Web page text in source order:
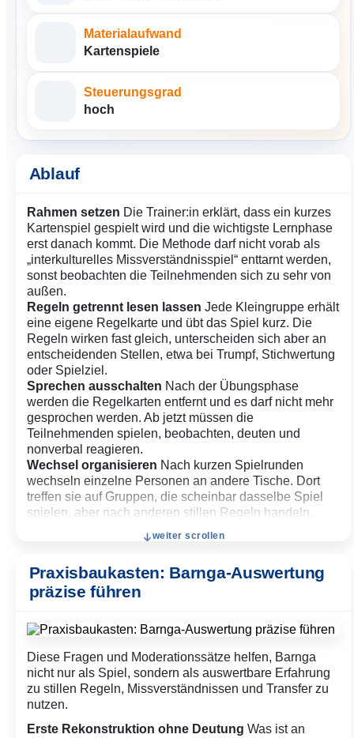
Materialaufwand
Kartenspiele
Steuerungsgrad
hoch
Ablauf
Rahmen setzen Die Trainer:in erklärt, dass ein kurzes
Kartenspiel gespielt wird und die wichtigste Lernphase
erst danach kommt. Die Methode darf nicht vorab als
„interkulturelles Missverständnisspiel“ enttarnt werden,
sonst beobachten die Teilnehmenden sich zu sehr von
außen.
Regeln getrennt lesen lassen Jede Kleingruppe erhält
eine eigene Regelkarte und übt das Spiel kurz. Die
Regeln wirken fast gleich, unterscheiden sich aber an
entscheidenden Stellen, etwa bei Trumpf, Stichwertung
oder Spielziel.
Sprechen ausschalten Nach der Übungsphase
werden die Regelkarten entfernt und es darf nicht mehr
gesprochen werden. Ab jetzt müssen die
Teilnehmenden spielen, beobachten, deuten und
nonverbal reagieren.
Wechsel organisieren Nach kurzen Spielrunden
wechseln einzelne Personen an andere Tische. Dort
treffen sie auf Gruppen, die scheinbar dasselbe Spiel
spielen, aber nach anderen stillen Regeln handeln.
wenn die Spielstruktur zusammenbricht oder einzelne
Verwirrung, Lachen, Ärger oder Rückzug sind
didaktisch relevant und sollten nicht vorschnell geglättet
Auswertung sorgfältig führen
Nach dem Spiel wird
die Erfahrung rekonstruiert: Was ist passiert? Welche
Regeln wurden vermutet? Wie wurde mit Unsicherheit
umgegangen? Erst danach wird auf Kulturkontakt,
Organisationen, Teams, Schule, Migration oder
internationale Zusammenarbeit übertragen.
weiter scrollen
Praxisbaukasten: Barnga-Auswertung
präzise führen
Diese Fragen und Moderationssätze helfen, Barnga
nicht nur als Spiel, sondern als auswertbare Erfahrung
zu stillen Regeln, Missverständnissen und Transfer zu
nutzen.
Erste Rekonstruktion ohne Deutung Was ist an